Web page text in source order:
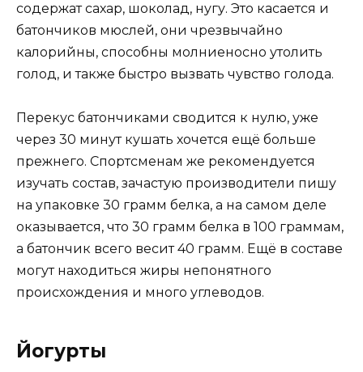
содержат сахар, шоколад, нугу. Это касается и
батончиков мюслей, они чрезвычайно
калорийны, способны молниеносно утолить
голод, и также быстро вызвать чувство голода.
Перекус батончиками сводится к нулю, уже
через 30 минут кушать хочется ещё больше
прежнего. Спортсменам же рекомендуется
изучать состав, зачастую производители пишу
на упаковке 30 грамм белка, а на самом деле
оказывается, что 30 грамм белка в 100 граммам,
а батончик всего весит 40 грамм. Ещё в составе
могут находиться жиры непонятного
происхождения и много углеводов.
Йогурты